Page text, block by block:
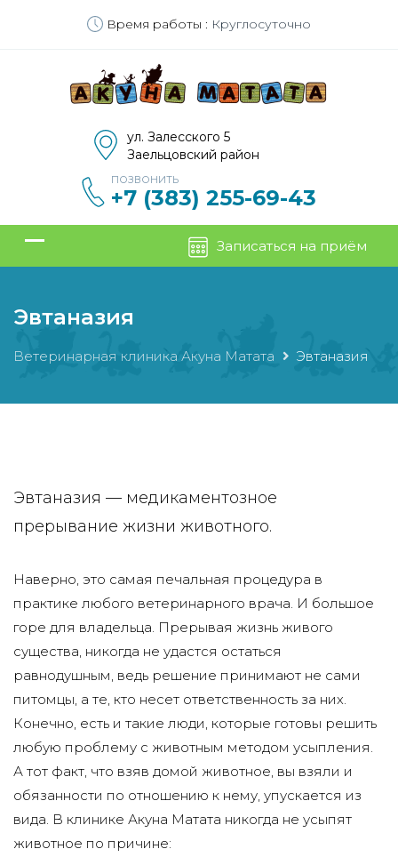
Время работы : Круглосуточно
ул. Залесского 5
Заельцовский район
ПОЗВОНИТЬ
+7 (383) 255-69-43
Записаться на приём
Эвтаназия
Ветеринарная клиника Акуна Матата Эвтаназия
Эвтаназия — медикаментозное
прерывание жизни животного.
Наверно, это самая печальная процедура в
практике любого ветеринарного врача. И большое
горе для владельца. Прерывая жизнь живого
существа, никогда не удастся остаться
равнодушным, ведь решение принимают не сами
питомцы, а те, кто несет ответственность за них.
Конечно, есть и такие люди, которые готовы решить
любую проблему с животным методом усыпления.
А тот факт, что взяв домой животное, вы взяли и
обязанности по отношению к нему, упускается из
вида. В клинике Акуна Матата никогда не усыпят
животное по причине: